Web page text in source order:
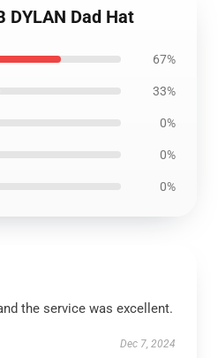
DYLAN Dad Hat
67%
33%
0%
0%
0%
the service was excellent.
Dec 7, 2024